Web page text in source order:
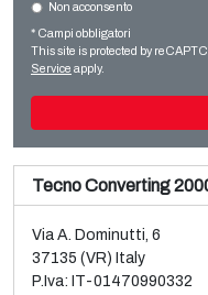
Paper Sack making
Vendita e smontaggio
strati
Non acconsento
* Campi obbligatori
This site is protected by
Service apply.
Tecno Converting
Via A. Dominutti, 6
37135 (VR) Italy
P.Iva: IT-01470990332